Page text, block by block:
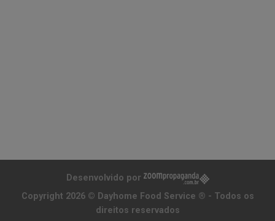
Desenvolvido por
Copyright 2026 © Dayhome Food Service ® - Todos os
direitos reservados